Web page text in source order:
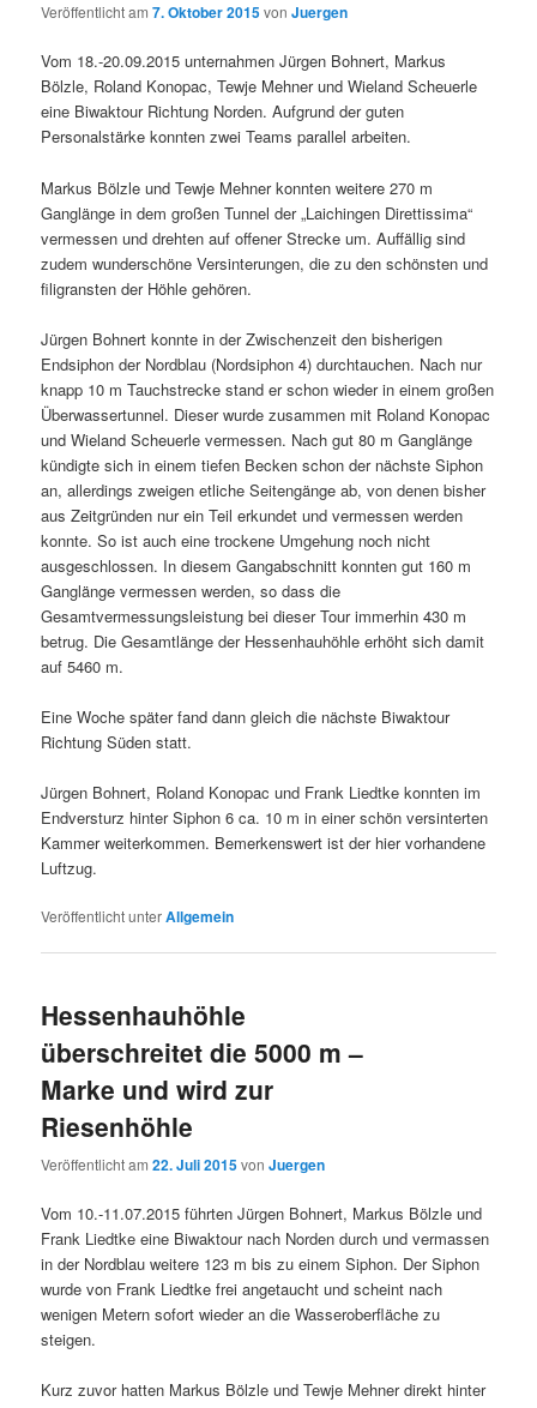
Veröffentlicht am7. Oktober 2015vonJuergen
Vom 18.-20.09.2015 unternahmen Jürgen Bohnert, Markus
Bölzle, Roland Konopac, Tewje Mehner und Wieland Scheuerle
eine Biwaktour Richtung Norden. Aufgrund der guten
Personalstärke konnten zwei Teams parallel arbeiten.
Markus Bölzle und Tewje Mehner konnten weitere 270 m
Ganglänge in dem großen Tunnel der „Laichingen Direttissima“
vermessen und drehten auf offener Strecke um. Auffällig sind
zudem wunderschöne Versinterungen, die zu den schönsten und
filigransten der Höhle gehören.
Jürgen Bohnert konnte in der Zwischenzeit den bisherigen
Endsiphon der Nordblau (Nordsiphon 4) durchtauchen. Nach nur
knapp 10 m Tauchstrecke stand er schon wieder in einem großen
Überwassertunnel. Dieser wurde zusammen mit Roland Konopac
und Wieland Scheuerle vermessen. Nach gut 80 m Ganglänge
kündigte sich in einem tiefen Becken schon der nächste Siphon
an, allerdings zweigen etliche Seitengänge ab, von denen bisher
aus Zeitgründen nur ein Teil erkundet und vermessen werden
konnte. So ist auch eine trockene Umgehung noch nicht
ausgeschlossen. In diesem Gangabschnitt konnten gut 160 m
Ganglänge vermessen werden, so dass die
Gesamtvermessungsleistung bei dieser Tour immerhin 430 m
betrug. Die Gesamtlänge der Hessenhauhöhle erhöht sich damit
auf 5460 m.
Eine Woche später fand dann gleich die nächste Biwaktour
Richtung Süden statt.
Jürgen Bohnert, Roland Konopac und Frank Liedtke konnten im
Endversturz hinter Siphon 6 ca. 10 m in einer schön versinterten
Kammer weiterkommen. Bemerkenswert ist der hier vorhandene
Luftzug.
Veröffentlicht unterAllgemein
Hessenhauhöhle
überschreitet die 5000 m –
Marke und wird zur
Riesenhöhle
Veröffentlicht am22. Juli 2015vonJuergen
Vom 10.-11.07.2015 führten Jürgen Bohnert, Markus Bölzle und
Frank Liedtke eine Biwaktour nach Norden durch und vermassen
in der Nordblau weitere 123 m bis zu einem Siphon. Der Siphon
wurde von Frank Liedtke frei angetaucht und scheint nach
wenigen Metern sofort wieder an die Wasseroberfläche zu
steigen.
Kurz zuvor hatten Markus Bölzle und Tewje Mehner direkt hinter